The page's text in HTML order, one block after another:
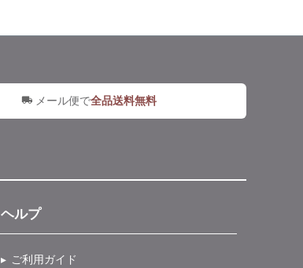
メール便で全品送料無料
ヘルプ
ご利用ガイド